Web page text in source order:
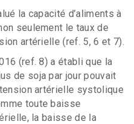
la capacité d’aliments à
seulement le taux de
artérielle (ref. 5, 6 et 7).
(ref. 8) a établi que la
de soja par jour pouvait
artérielle systolique
toute baisse
la baisse de la